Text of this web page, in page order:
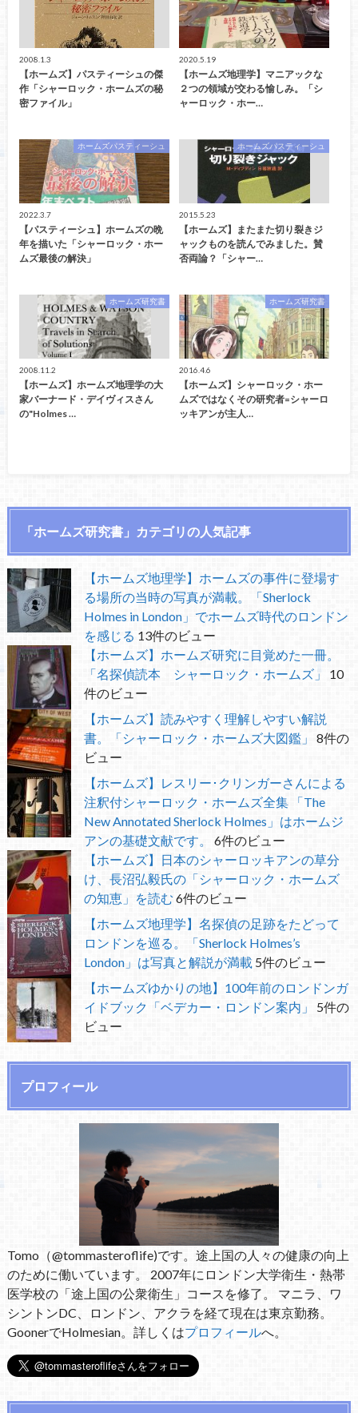
2008.1.3
【ホームズ】パスティーシュの傑
作「シャーロック・ホームズの秘
密ファイル」
2020.5.19
【ホームズ地理学】マニアックな
２つの領域が交わる愉しみ。「シ
ャーロック・ホー…
ホームズパスティーシュ
2022.3.7
【パスティーシュ】ホームズの晩
年を描いた「シャーロック・ホー
ムズ最後の解決」
ホームズパスティーシュ
2015.5.23
【ホームズ】またまた切り裂きジ
ャックものを読んでみました。賛
否両論？「シャー…
ホームズ研究書
2008.11.2
【ホームズ】ホームズ地理学の大
家バーナード・デイヴィスさん
の"Holmes …
ホームズ研究書
2016.4.6
【ホームズ】シャーロック・ホー
ムズではなくその研究者=シャーロ
ッキアンが主人…
「ホームズ研究書」カテゴリの人気記事
【ホームズ地理学】ホームズの事件に登場す
る場所の当時の写真が満載。「Sherlock
Holmes in London」でホームズ時代のロンドン
を感じる 13件のビュー
【ホームズ】ホームズ研究に目覚めた一冊。
「名探偵読本 シャーロック・ホームズ」
10
件のビュー
【ホームズ】読みやすく理解しやすい解説
書。「シャーロック・ホームズ大図鑑」
8件の
ビュー
【ホームズ】レスリー･クリンガーさんによる
注釈付シャーロック・ホームズ全集 「The
New Annotated Sherlock Holmes」はホームジ
アンの基礎文献です。
6件のビュー
【ホームズ】日本のシャーロッキアンの草分
け、長沼弘毅氏の「シャーロック・ホームズ
の知恵」を読む6件のビュー
【ホームズ地理学】名探偵の足跡をたどって
ロンドンを巡る。「Sherlock Holmes’s
London」は写真と解説が満載 5件のビュー
【ホームズゆかりの地】100年前のロンドンガ
イドブック「ベデカー・ロンドン案内」
5件の
ビュー
プロフィール
Tomo（@tommasteroflife)です。途上国の人々の健康の向上
のために働いています。 2007年にロンドン大学衛生・熱帯
医学校の「途上国の公衆衛生」コースを修了。 マニラ、ワ
シントンDC、ロンドン、アクラを経て現在は東京勤務。
GoonerでHolmesian。詳しくはプロフィールへ。